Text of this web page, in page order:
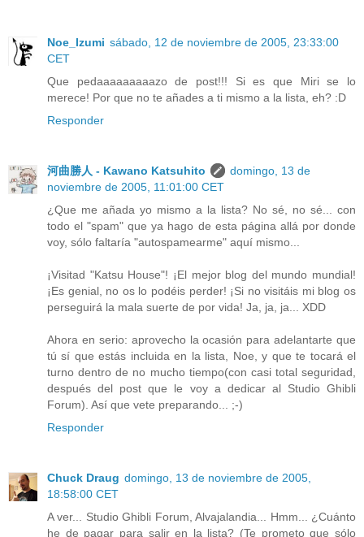
Noe_Izumi sábado, 12 de noviembre de 2005, 23:33:00
CET
Que pedaaaaaaaaazo de post!!! Si es que Miri se lo
merece! Por que no te añades a ti mismo a la lista, eh? :D
Responder
河曲勝人 - Kawano Katsuhito
domingo, 13 de
noviembre de 2005, 11:01:00 CET
¿Que me añada yo mismo a la lista? No sé, no sé... con
todo el "spam" que ya hago de esta página allá por donde
voy, sólo faltaría "autospamearme" aquí mismo...
¡Visitad "Katsu House"! ¡El mejor blog del mundo mundial!
¡Es genial, no os lo podéis perder! ¡Si no visitáis mi blog os
perseguirá la mala suerte de por vida! Ja, ja, ja... XDD
Ahora en serio: aprovecho la ocasión para adelantarte que
tú sí que estás incluida en la lista, Noe, y que te tocará el
turno dentro de no mucho tiempo(con casi total seguridad,
después del post que le voy a dedicar al Studio Ghibli
Forum). Así que vete preparando... ;-)
Responder
Chuck Draug domingo, 13 de noviembre de 2005,
18:58:00 CET
A ver... Studio Ghibli Forum, Alvajalandia... Hmm... ¿Cuánto
he de pagar para salir en la lista? (Te prometo que sólo